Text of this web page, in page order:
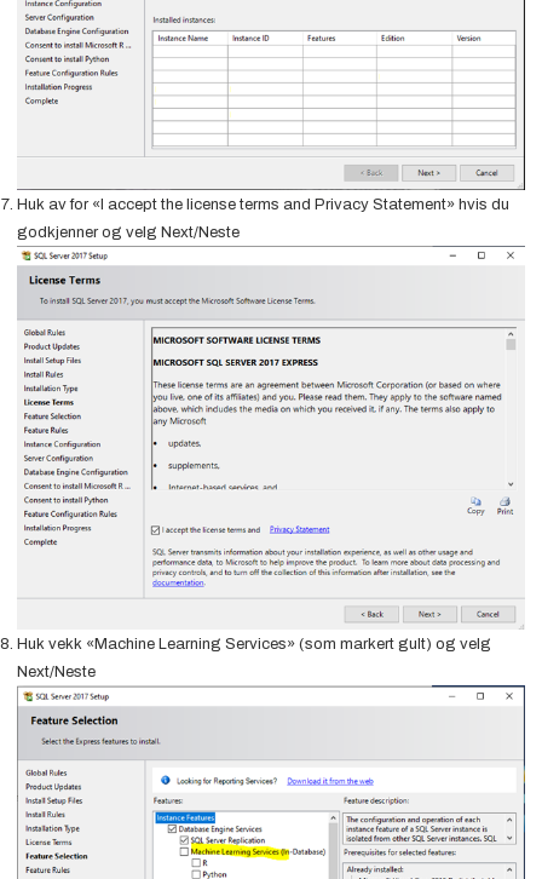
Huk av for «I accept the license terms and Privacy Statement» hvis du
godkjenner og velg Next/Neste
Huk vekk «Machine Learning Services» (som markert gult) og velg
Next/Neste